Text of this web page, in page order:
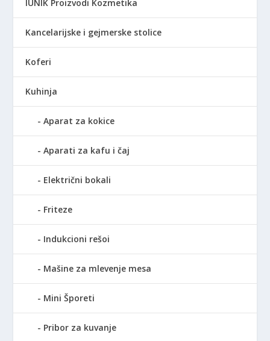
IUNIK Proizvodi Kozmetika
Kancelarijske i gejmerske stolice
Koferi
Kuhinja
Aparat za kokice
Aparati za kafu i čaj
Električni bokali
Friteze
Indukcioni rešoi
Mašine za mlevenje mesa
Mini Šporeti
Pribor za kuvanje